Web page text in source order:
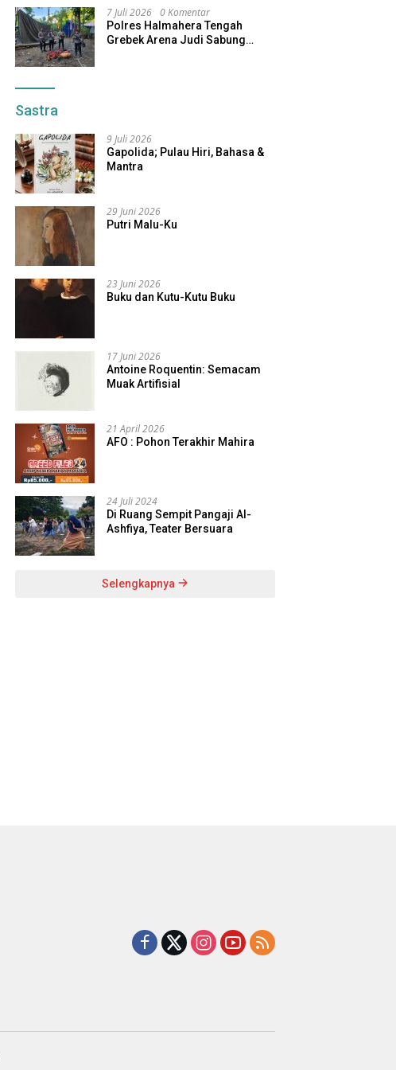
7 Juli 2026 0 Komentar
Polres Halmahera Tengah
Grebek Arena Judi Sabung
Sastra
9 Juli 2026
Gapolida; Pulau Hiri, Bahasa &
Mantra
29 Juni 2026
Putri Malu-Ku
23 Juni 2026
Buku dan Kutu-Kutu Buku
17 Juni 2026
Antoine Roquentin: Semacam
Muak Artifisial
21 April 2026
AFO : Pohon Terakhir Mahira
24 Juli 2024
Di Ruang Sempit Pangaji Al-
Ashfiya, Teater Bersuara
Selengkapnya